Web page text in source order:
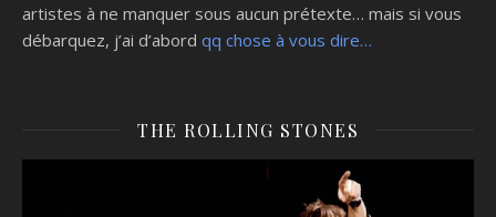
artistes à ne manquer sous aucun prétexte… mais si vous
débarquez, j’ai d’abord qq chose à vous dire…
THE ROLLING STONES